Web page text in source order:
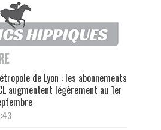
de Lyon : les abonnements
augmentent légèrement au 1er